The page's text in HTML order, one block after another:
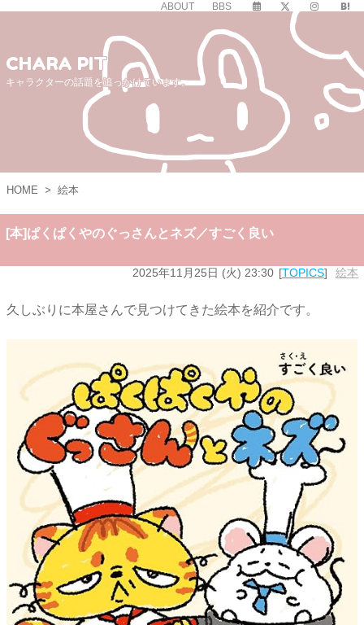
ABOUT BBS
CHARA PIT
キャラクターの話題を追っかけています。
HOME > 絵本
[本]ぱくぱくやのぐっさんとネズ／すごく良い
2025年11月25日 (火) 23:30 TOPICS 絵本
久しぶりに本屋さんで見つけてきた絵本を紹介です。